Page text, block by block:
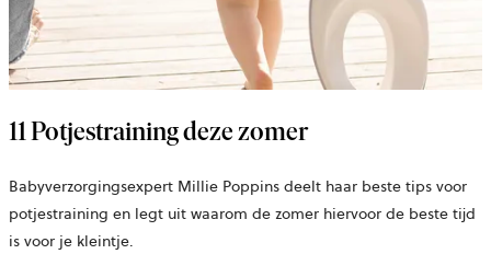
11 Potjestraining deze zomer
Babyverzorgingsexpert Millie Poppins deelt haar beste tips voor
potjestraining en legt uit waarom de zomer hiervoor de beste tijd
is voor je kleintje.